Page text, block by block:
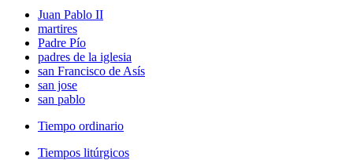
Juan Pablo II
martires
Padre Pío
padres de la iglesia
san Francisco de Asís
san jose
san pablo
Tiempo ordinario
Tiempos litúrgicos